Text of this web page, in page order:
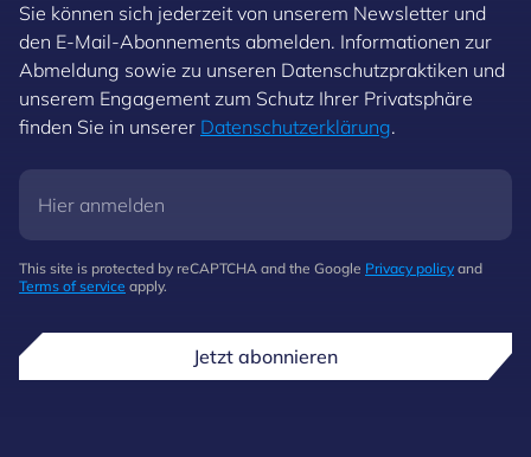
Sie können sich jederzeit von unserem Newsletter und
den E-Mail-Abonnements abmelden. Informationen zur
Abmeldung sowie zu unseren Datenschutzpraktiken und
unserem Engagement zum Schutz Ihrer Privatsphäre
finden Sie in unserer Datenschutzerklärung.
This site is protected by reCAPTCHA and the Google Privacy policy and
Terms of service apply.
Jetzt abonnieren